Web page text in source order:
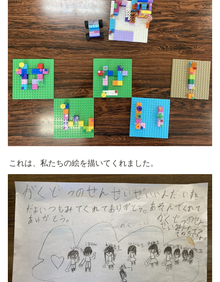
これは、私たちの絵を描いてくれました。